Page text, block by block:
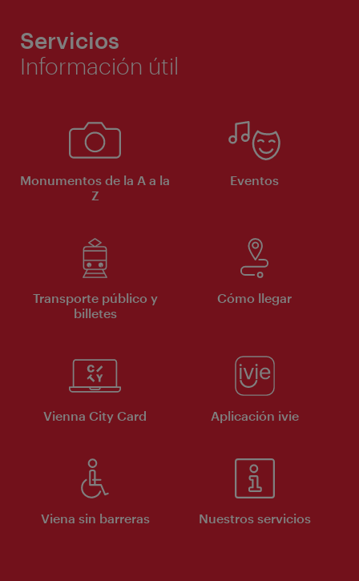
Servicios
Información útil
Monumentos de la A a la
Z
Eventos
Transporte público y
billetes
Cómo llegar
Vienna City Card Aplicación ivie
Viena sin barreras Nuestros servicios